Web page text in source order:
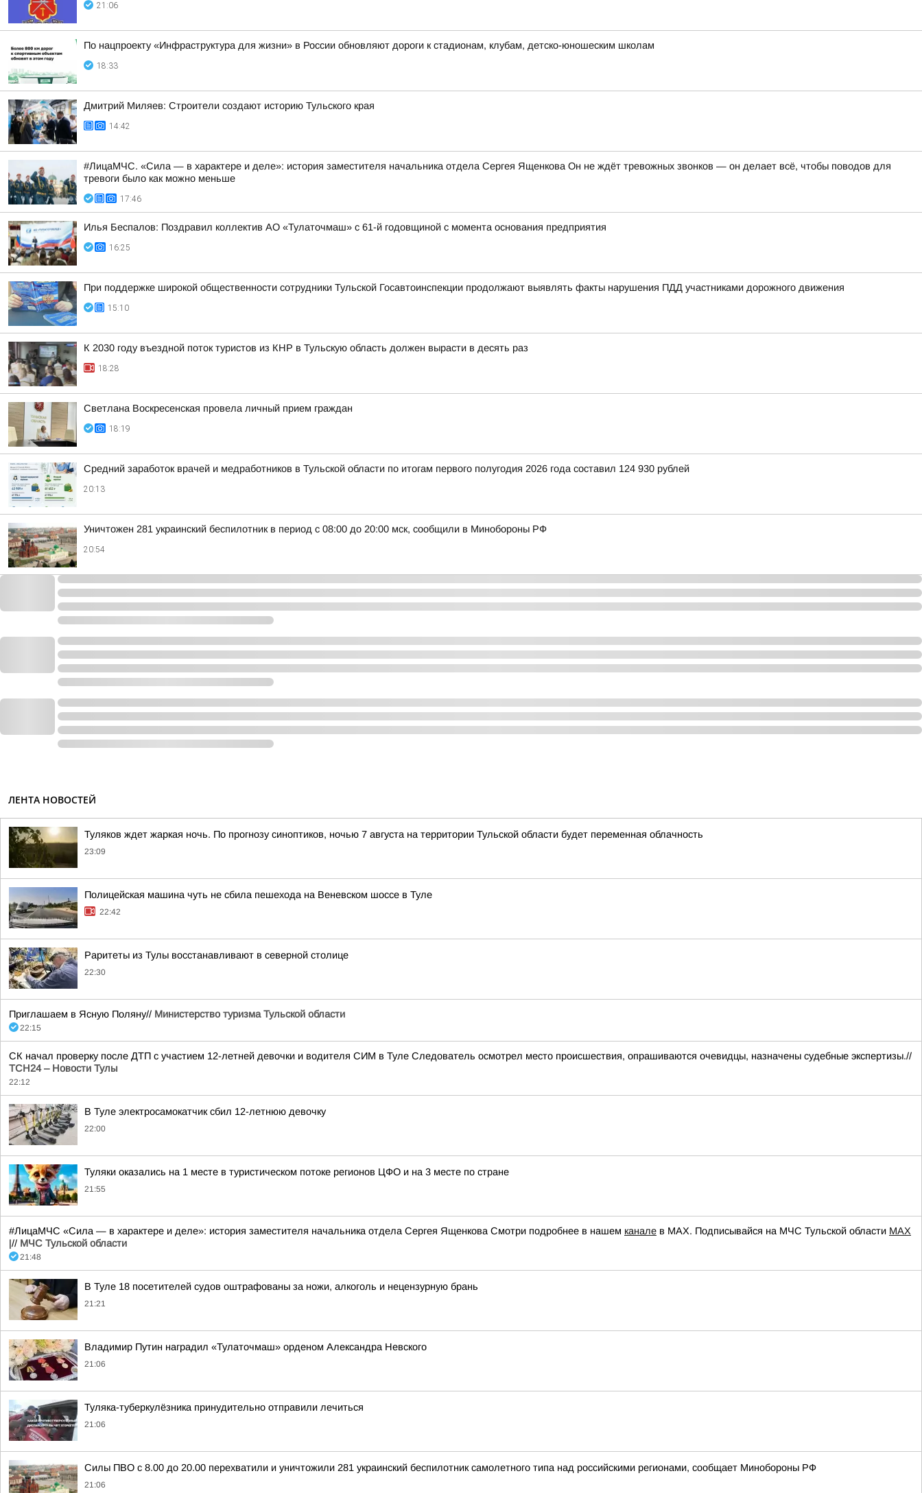
21:06
По нацпроекту «Инфраструктура для жизни» в России обновляют дороги к стадионам, клубам, детско-юношеским школам
18:33
Дмитрий Миляев: Строители создают историю Тульского края
14:42
#ЛицаМЧС. «Сила — в характере и деле»: история заместителя начальника отдела Сергея Ященкова Он не ждёт тревожных звонков — он делает всё, чтобы поводов для
тревоги было как можно меньше
17:46
Илья Беспалов: Поздравил коллектив АО «Тулаточмаш» с 61-й годовщиной с момента основания предприятия
16:25
При поддержке широкой общественности сотрудники Тульской Госавтоинспекции продолжают выявлять факты нарушения ПДД участниками дорожного движения
15:10
К 2030 году въездной поток туристов из КНР в Тульскую область должен вырасти в десять раз
18:28
Светлана Воскресенская провела личный прием граждан
18:19
Средний заработок врачей и медработников в Тульской области по итогам первого полугодия 2026 года составил 124 930 рублей
20:13
Уничтожен 281 украинский беспилотник в период с 08:00 до 20:00 мск, сообщили в Минобороны РФ
20:54
ЛЕНТА НОВОСТЕЙ
Туляков ждет жаркая ночь. По прогнозу синоптиков, ночью 7 августа на территории Тульской области будет переменная облачность
23:09
Полицейская машина чуть не сбила пешехода на Веневском шоссе в Туле
22:42
Раритеты из Тулы восстанавливают в северной столице
22:30
Приглашаем в Ясную Поляну// Министерство туризма Тульской области
22:15
СК начал проверку после ДТП с участием 12-летней девочки и водителя СИМ в Туле Следователь осмотрел место происшествия, опрашиваются очевидцы, назначены судебные экспертизы.//
ТСН24 – Новости Тулы
22:12
В Туле электросамокатчик сбил 12-летнюю девочку
22:00
Туляки оказались на 1 месте в туристическом потоке регионов ЦФО и на 3 месте по стране
21:55
#ЛицаМЧС «Сила — в характере и деле»: история заместителя начальника отдела Сергея Ященкова Смотри подробнее в нашем канале в МАХ. Подписывайся на МЧС Тульской области MAX
|// МЧС Тульской области
21:48
В Туле 18 посетителей судов оштрафованы за ножи, алкоголь и нецензурную брань
21:21
Владимир Путин наградил «Тулаточмаш» орденом Александра Невского
21:06
Туляка-туберкулёзника принудительно отправили лечиться
21:06
Силы ПВО с 8.00 до 20.00 перехватили и уничтожили 281 украинский беспилотник самолетного типа над российскими регионами, сообщает Минобороны РФ
21:06